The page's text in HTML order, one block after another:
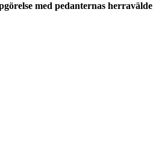
med pedanternas herravälde